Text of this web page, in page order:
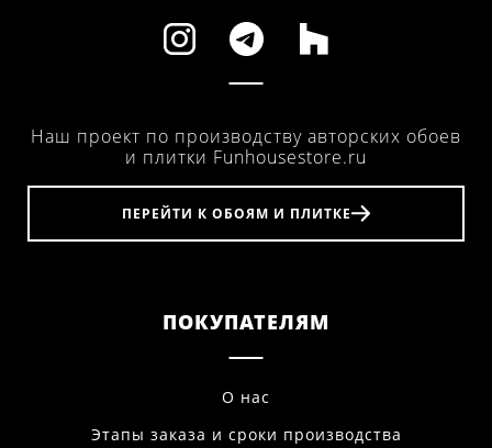
Наш проект по производству авторских обоев
и плитки Funhousestore.ru
ПЕРЕЙТИ К ОБОЯМ И ПЛИТКЕ
ПОКУПАТЕЛЯМ
О нас
Этапы заказа и сроки производства